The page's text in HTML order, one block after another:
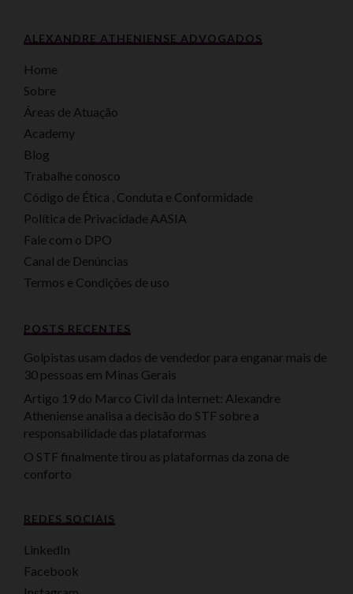
ALEXANDRE ATHENIENSE ADVOGADOS
Home
Sobre
Áreas de Atuação
Academy
Blog
Trabalhe conosco
Código de Ética , Conduta e Conformidade
Política de Privacidade AASIA
Fale com o DPO
Canal de Denúncias
Termos e Condições de uso
POSTS RECENTES
Golpistas usam dados de vendedor para enganar mais de
30 pessoas em Minas Gerais
Artigo 19 do Marco Civil da Internet: Alexandre
Atheniense analisa a decisão do STF sobre a
responsabilidade das plataformas
O STF finalmente tirou as plataformas da zona de
conforto
REDES SOCIAIS
LinkedIn
Facebook